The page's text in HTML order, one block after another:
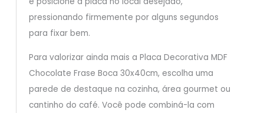
pressionando firmemente por alguns segundos
para fixar bem.
Para valorizar ainda mais a Placa Decorativa MDF
Chocolate Frase Boca 30x40cm, escolha uma
parede de destaque na cozinha, área gourmet ou
cantinho do café. Você pode combiná-la com